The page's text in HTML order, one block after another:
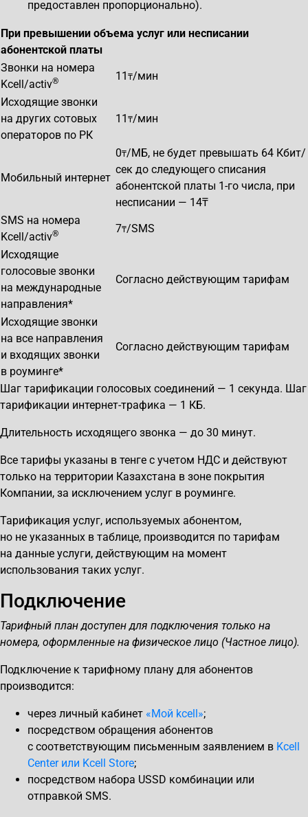
предоставлен пропорционально).
При превышении объема услуг или несписании
абонентской платы
Звонки на номера
Kcell/activ® 11 ₸/мин
Исходящие звонки
на других сотовых
операторов по РК
11 ₸/мин
Мобильный интернет
0₸/МБ, не будет превышать 64 Кбит/
сек до следующего списания
абонентской платы 1-го числа, при
несписании — 14₸
SMS на номера
Kcell/activ® 7₸/SMS
Исходящие
голосовые звонки
на международные
направления*
Согласно действующим тарифам
Исходящие звонки
на все направления
и входящих звонки
в роуминге*
Согласно действующим тарифам
Шаг тарификации голосовых соединений — 1 секунда. Шаг
тарификации интернет-трафика — 1 КБ.
Длительность исходящего звонка — до 30 минут.
Все тарифы указаны в тенге с учетом НДС и действуют
только на территории Казахстана в зоне покрытия
Компании, за исключением услуг в роуминге.
Тарификация услуг, используемых абонентом,
но не указанных в таблице, производится по тарифам
на данные услуги, действующим на момент
использования таких услуг.
Подключение
Тарифный план доступен для подключения только на
номера, оформленные на физическое лицо (Частное лицо).
Подключение к тарифному плану для абонентов
производится:
через личный кабинет «Мой kcell»;
посредством обращения абонентов
с соответствующим письменным заявлением в Kcell
Center или Kcell Store;
посредством набора USSD комбинации или
отправкой SMS.